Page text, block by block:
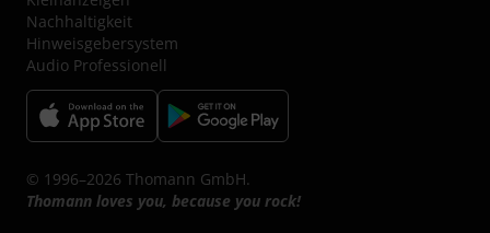
Nachhaltigkeit
Hinweisgebersystem
Audio Professionell
© 1996–2026 Thomann GmbH.
Thomann loves you, because you rock!